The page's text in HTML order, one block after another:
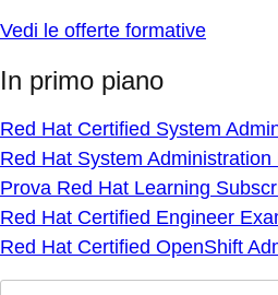
Vedi le offerte formative
In primo piano
Red Hat Certified System
Red Hat System Administration
Prova Red Hat Learning
Red Hat Certified Engineer
Red Hat Certified OpenShift